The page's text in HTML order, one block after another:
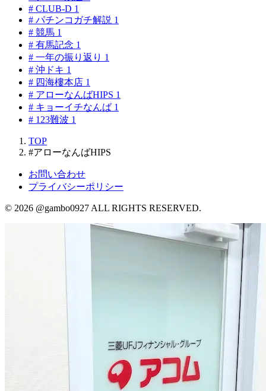
# CLUB-D 1
# パチンコガチ解説 1
# 競馬 1
# 有馬記念 1
# 一年の振り返り 1
# 沖ドキ 1
# 四海樓本店 1
# アローなんばHIPS 1
# キョーイチなんば 1
# 123難波 1
TOP
#アローなんばHIPS
お問い合わせ
プライバシーポリシー
© 2026 @gambo0927 ALL RIGHTS RESERVED.